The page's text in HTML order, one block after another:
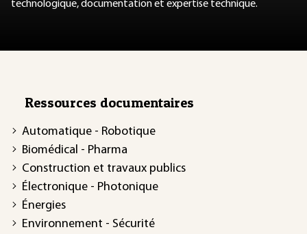
technologique, documentation et expertise technique.
Ressources documentaires
Automatique - Robotique
Biomédical - Pharma
Construction et travaux publics
Électronique - Photonique
Énergies
Environnement - Sécurité